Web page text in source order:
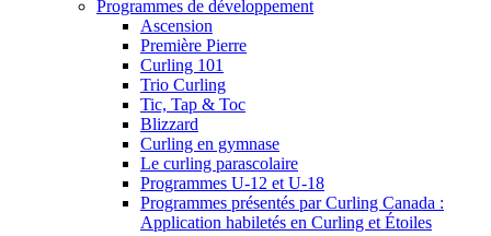
Programmes de développement
Ascension
Première Pierre
Curling 101
Trio Curling
Tic, Tap & Toc
Blizzard
Curling en gymnase
Le curling parascolaire
Programmes U-12 et U-18
Programmes présentés par Curling Canada :
Application habiletés en Curling et Étoiles